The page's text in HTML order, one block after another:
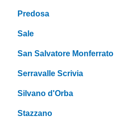
Predosa
Sale
San Salvatore Monferrato
Serravalle Scrivia
Silvano d'Orba
Stazzano